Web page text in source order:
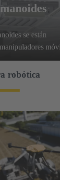
se están
requieren que
y conjunto
robótica